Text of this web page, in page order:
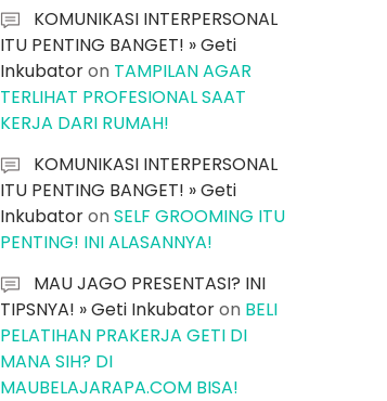
KOMUNIKASI INTERPERSONAL
ITU PENTING BANGET! » Geti
Inkubatoron TAMPILAN AGAR
TERLIHAT PROFESIONAL SAAT
KERJA DARI RUMAH!
KOMUNIKASI INTERPERSONAL
ITU PENTING BANGET! » Geti
Inkubatoron SELF GROOMING ITU
PENTING! INI ALASANNYA!
MAU JAGO PRESENTASI? INI
TIPSNYA! » Geti Inkubatoron BELI
PELATIHAN PRAKERJA GETI DI
MANA SIH? DI
MAUBELAJARAPA.COM BISA!